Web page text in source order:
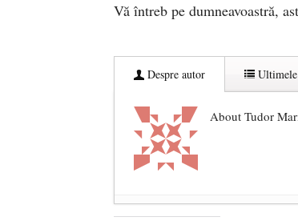
Vă întreb pe dumneavoastră,
Despre autor
About Tudor